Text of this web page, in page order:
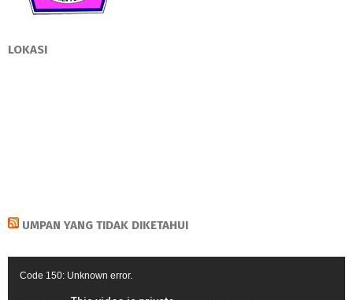
LOKASI
UMPAN YANG TIDAK DIKETAHUI
Code 150: Unknown error.